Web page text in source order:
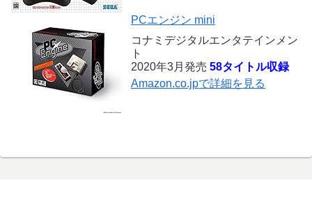
PCエンジン mini
コナミデジタルエンタテインメン
ト
2020年3月発売 58タイトル収録
Amazon.co.jpで詳細を見る